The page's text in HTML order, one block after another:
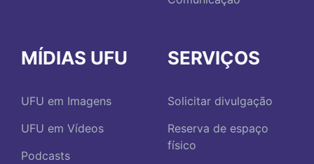
MÍDIAS UFU
UFU em Imagens
UFU em Vídeos
Podcasts
SERVIÇOS
Solicitar divulgação
Reserva de espaço
físico